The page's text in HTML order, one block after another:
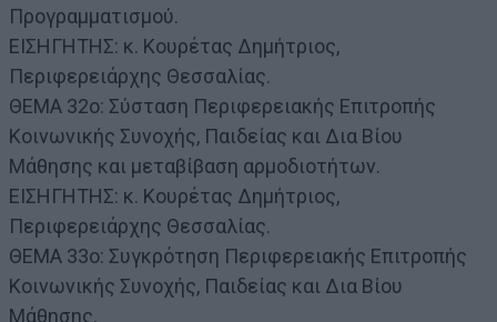
Προγραμματισμού.
ΕΙΣΗΓΗΤΗΣ: κ. Κουρέτας Δημήτριος,
Περιφερειάρχης Θεσσαλίας.
ΘΕΜΑ 32ο: Σύσταση Περιφερειακής Επιτροπής
Κοινωνικής Συνοχής, Παιδείας και Δια Βίου
Μάθησης και μεταβίβαση αρμοδιοτήτων.
ΕΙΣΗΓΗΤΗΣ: κ. Κουρέτας Δημήτριος,
Περιφερειάρχης Θεσσαλίας.
ΘΕΜΑ 33ο: Συγκρότηση Περιφερειακής Επιτροπής
Κοινωνικής Συνοχής, Παιδείας και Δια Βίου
Μάθησης.